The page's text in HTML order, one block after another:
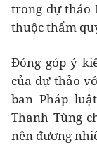
trong dự thảo
thuộc thẩm
Đóng góp ý
của dự thảo
ban Pháp
Thanh Tùng
nên đương